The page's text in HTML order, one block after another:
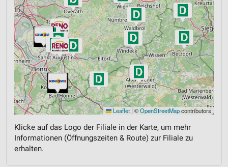
Leaflet |©OpenStreetMapcontributors
Klicke auf das Logo der Filiale in der Karte, um mehr
Informationen (Öffnungszeiten & Route) zur Filiale zu
erhalten.